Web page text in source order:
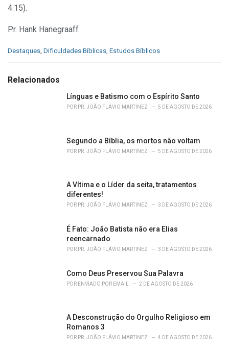
4.15).
Pr. Hank Hanegraaff
C
e
Destaques Dificuldades Bíblicas Estudos Bíblicos
Relacionados
Línguas e Batismo com o Espírito Santo
POR PR. JOÃO FLÁVIO MARTINEZ 5 DE AGOSTO DE 2026
Segundo a Bíblia, os mortos não voltam
POR PR. JOÃO FLÁVIO MARTINEZ 5 DE AGOSTO DE 2026
A Vítima e o Líder da seita, tratamentos
diferentes!
POR PR. JOÃO FLÁVIO MARTINEZ 3 DE AGOSTO DE 2026
É Fato: João Batista não era Elias
reencarnado
POR PR. JOÃO FLÁVIO MARTINEZ 3 DE AGOSTO DE 2026
Como Deus Preservou Sua Palavra
POR ENVIADO POR EMAIL 2 DE AGOSTO DE 2026
A Desconstrução do Orgulho Religioso em
Romanos 3
POR PR. JOÃO FLÁVIO MARTINEZ 4 DE AGOSTO DE 2026